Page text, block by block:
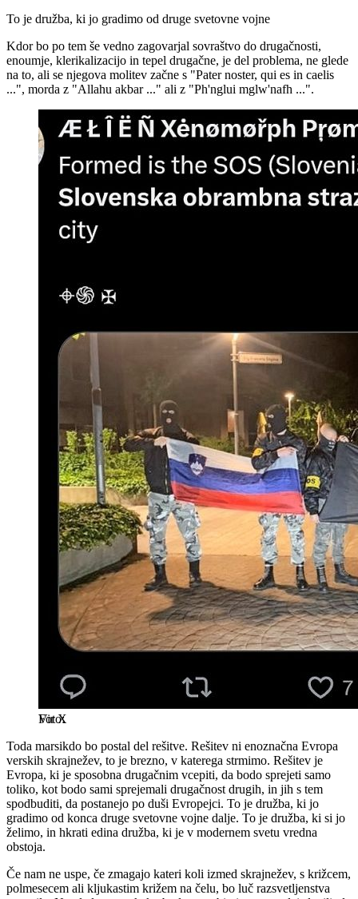
To je družba, ki jo gradimo od druge svetovne vojne
Kdor bo po tem še vedno zagovarjal sovraštvo do drugačnosti,
enoumje, klerikalizacijo in tepel drugačne, je del problema, ne glede
na to, ali se njegova molitev začne s "Pater noster, qui es in caelis
...", morda z "Allahu akbar ..." ali z "Ph'nglui mglw'nafh ...".
Vir X
Toda marsikdo bo postal del rešitve. Rešitev ni enoznačna Evropa
verskih skrajnežev, to je brezno, v katerega strmimo. Rešitev je
Evropa, ki je sposobna drugačnim vcepiti, da bodo sprejeti samo
toliko, kot bodo sami sprejemali drugačnost drugih, in jih s tem
spodbuditi, da postanejo po duši Evropejci. To je družba, ki jo
gradimo od konca druge svetovne vojne dalje. To je družba, ki si jo
želimo, in hkrati edina družba, ki je v modernem svetu vredna
obstoja.
Če nam ne uspe, če zmagajo kateri koli izmed skrajnežev, s križcem,
polmesecem ali kljukastim križem na čelu, bo luč razsvetljenstva